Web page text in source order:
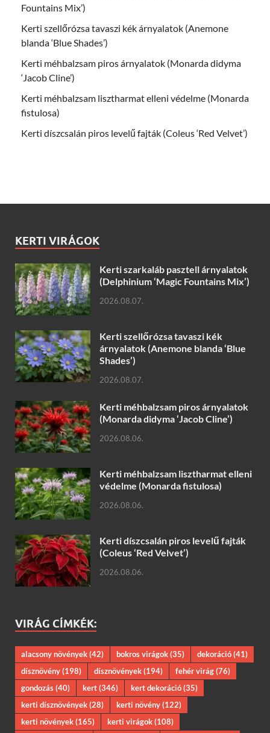
Fountains Mix’)
Kerti szellőrózsa tavaszi kék árnyalatok (Anemone
blanda ‘Blue Shades’)
Kerti méhbalzsam piros árnyalatok (Monarda didyma
‘Jacob Cline’)
Kerti méhbalzsam lisztharmat elleni védelme (Monarda
fistulosa)
Kerti díszcsalán piros levelű fajták (Coleus ‘Red Velvet’)
KERTI VIRÁGOK
Kerti szarkaláb pasztell árnyalatok
(Delphinium ‘Magic Fountains Mix’)
2026.08.07.
Kerti szellőrózsa tavaszi kék
árnyalatok (Anemone blanda ‘Blue
Shades’)
2026.08.07.
Kerti méhbalzsam piros árnyalatok
(Monarda didyma ‘Jacob Cline’)
2026.08.06.
Kerti méhbalzsam lisztharmat elleni
védelme (Monarda fistulosa)
2026.08.06.
Kerti díszcsalán piros levelű fajták
(Coleus ‘Red Velvet’)
2026.08.06.
VIRÁG CÍMKÉK:
alacsony növények(42) bokros virágok(35) dekoráció(41)
dísznövény(198) dísznövények(194) fehér virág(76)
gondozás(40) kert(346) kert dekoráció(35)
kerti dísznövények(28) kerti növény(122)
kerti növények(165) kerti virágok(108)